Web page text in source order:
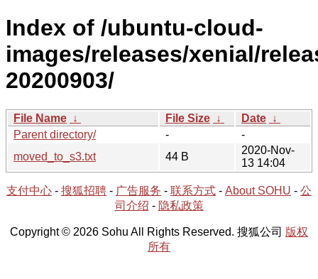
Index of /ubuntu-cloud-
images/releases/xenial/
20200903/
File Name ↓ File Size ↓ Date ↓
Parent directory/
-
-
moved_to_s3.txt
44 B
2020-Nov-
13 14:04
支付中心 - 搜狐招聘 - 广告服务 - 联系方式 - About SOHU - 公
司介绍 - 隐私政策
Copyright © 2026 Sohu All Rights Reserved. 搜狐公司 版权
所有